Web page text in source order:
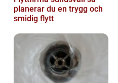
planerar du en trygg och
smidig flytt